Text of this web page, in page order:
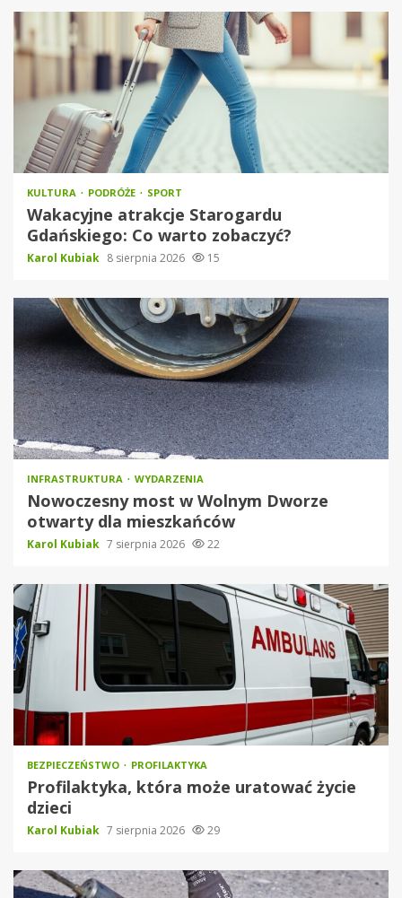
KULTURA PODRÓŻE SPORT
Wakacyjne atrakcje Starogardu
Gdańskiego: Co warto zobaczyć?
Karol Kubiak 8 sierpnia 2026 15
INFRASTRUKTURA WYDARZENIA
Nowoczesny most w Wolnym Dworze
otwarty dla mieszkańców
Karol Kubiak 7 sierpnia 2026 22
BEZPIECZEŃSTWO PROFILAKTYKA
Profilaktyka, która może uratować życie
dzieci
Karol Kubiak 7 sierpnia 2026 29